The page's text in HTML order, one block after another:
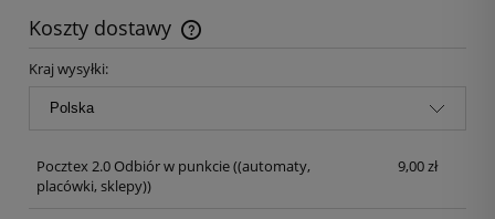
Koszty dostawy
Kraj wysyłki:
Pocztex 2.0 Odbiór w punkcie((automaty,
placówki, sklepy))
9,00 zł